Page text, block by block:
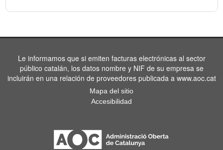
Le informamos que si emiten facturas electrónicas al sector
público catalán, los datos nombre y NIF de su empresa se
incluirán en una relación de proveedores publicada a www.aoc.cat
Mapa del sitio
Accesibilidad